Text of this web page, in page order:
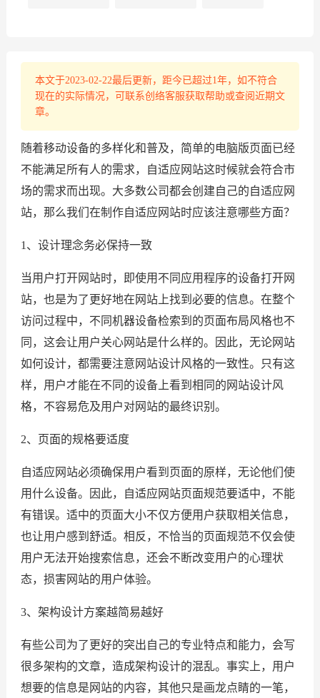
本文于2023-02-22最后更新，距今已超过1年，如不符合
现在的实际情况，可联系创络客服获取帮助或查阅近期文
章。
随着移动设备的多样化和普及，简单的电脑版页面已经
不能满足所有人的需求，自适应网站这时候就会符合市
场的需求而出现。大多数公司都会创建自己的自适应网
站，那么我们在制作自适应网站时应该注意哪些方面？
1、设计理念务必保持一致
当用户打开网站时，即使用不同应用程序的设备打开网
站，也是为了更好地在网站上找到必要的信息。在整个
访问过程中，不同机器设备检索到的页面布局风格也不
同，这会让用户关心网站是什么样的。因此，无论网站
如何设计，都需要注意网站设计风格的一致性。只有这
样，用户才能在不同的设备上看到相同的网站设计风
格，不容易危及用户对网站的最终识别。
2、页面的规格要适度
自适应网站必须确保用户看到页面的原样，无论他们使
用什么设备。因此，自适应网站页面规范要适中，不能
有错误。适中的页面大小不仅方便用户获取相关信息，
也让用户感到舒适。相反，不恰当的页面规范不仅会使
用户无法开始搜索信息，还会不断改变用户的心理状
态，损害网站的用户体验。
3、架构设计方案越简易越好
有些公司为了更好的突出自己的专业特点和能力，会写
很多架构的文章，造成架构设计的混乱。事实上，用户
想要的信息是网站的内容，其他只是画龙点睛的一笔，